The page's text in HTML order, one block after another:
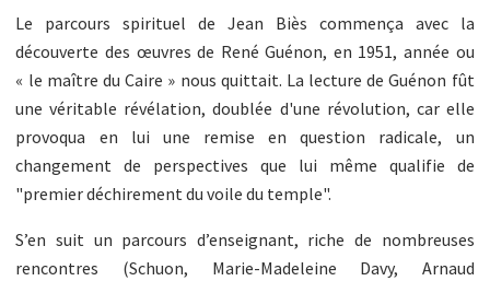
Le parcours spirituel de Jean Biès commença avec la
découverte des œuvres de René Guénon, en 1951, année ou
« le maître du Caire » nous quittait. La lecture de Guénon fût
une véritable révélation, doublée d'une révolution, car elle
provoqua en lui une remise en question radicale, un
changement de perspectives que lui même qualifie de
"premier déchirement du voile du temple".
S’en suit un parcours d’enseignant, riche de nombreuses
rencontres (Schuon, Marie-Madeleine Davy, Arnaud